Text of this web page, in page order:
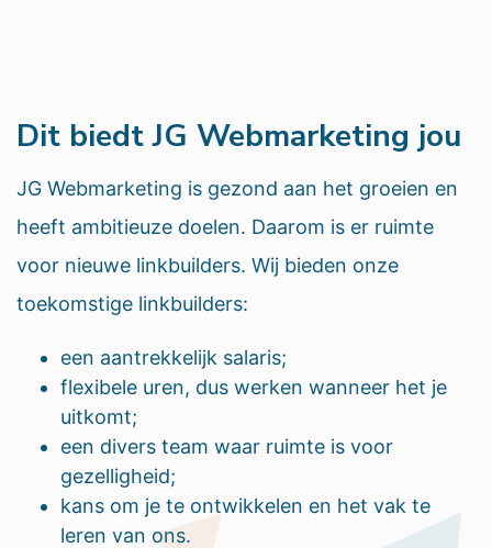
Dit biedt JG Webmarketing jou
JG Webmarketing is gezond aan het groeien en
heeft ambitieuze doelen. Daarom is er ruimte
voor nieuwe linkbuilders. Wij bieden onze
toekomstige linkbuilders:
een aantrekkelijk salaris;
flexibele uren, dus werken wanneer het je
uitkomt;
een divers team waar ruimte is voor
gezelligheid;
kans om je te ontwikkelen en het vak te
leren van ons.